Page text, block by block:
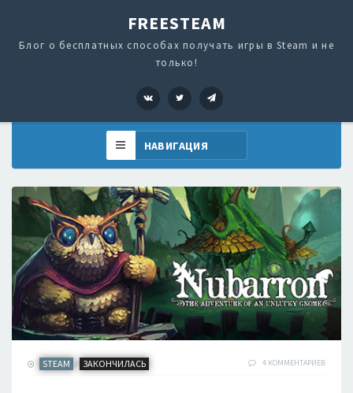
FREESTEAM
Блог о бесплатных способах получать игры в Steam и не
только!
VK Twitter
STEAM / ЗАКОНЧИЛАСЬ 4 КОММЕНТАРИЕВ